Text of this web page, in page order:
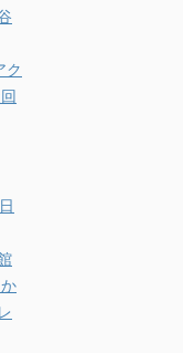
ク